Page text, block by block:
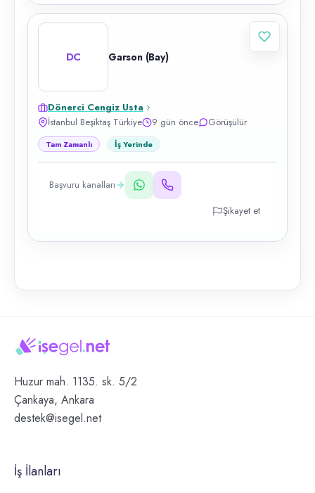
DC Garson (Bay)
Dönerci Cengiz Usta
İstanbul Beşiktaş Türkiye
9 gün önce Görüşülür
Tam Zamanlı İş Yerinde
Başvuru kanalları
Şikayet et
Huzur mah. 1135. sk. 5/2
Çankaya, Ankara
destek@isegel.net
İş İlanları